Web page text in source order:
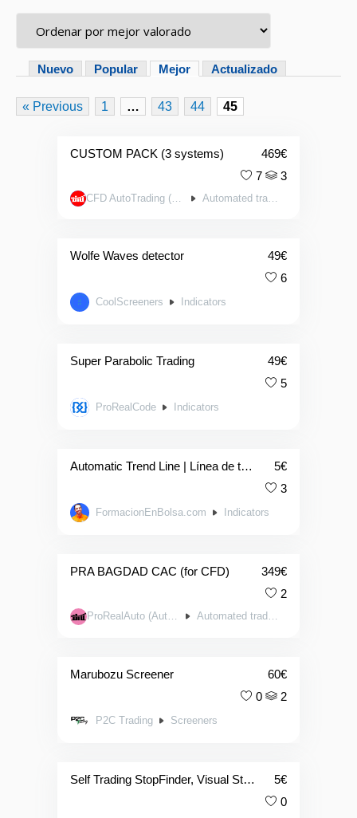
Nuevo Popular Mejor Actualizado
« Previous 1 … 43 44 45
CUSTOM PACK (3 systems) 469€
7
3
CFD AutoTrading (AutoTrading.EE)
Wolfe Waves detector 49€
6
CoolScreeners Indicators
Super Parabolic Trading 49€
5
ProRealCode Indicators
Automatic Trend Line | Línea de tendencia automática 5€
3
FormacionEnBolsa.com Indicators
PRA BAGDAD CAC (for CFD) 349€
2
ProRealAuto (AutoTrading.EE) Automated trading systems
Marubozu Screener 60€
0
2
P2C Trading Screeners
Self Trading StopFinder, Visual Stop Management 5€
0